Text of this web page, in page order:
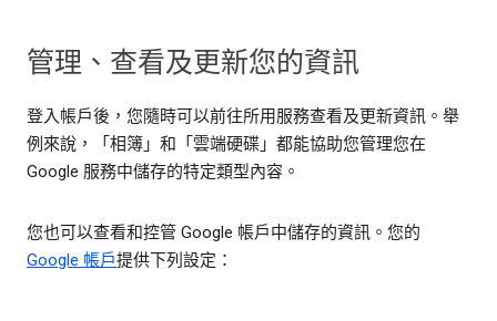
管理、查看及更新您的資訊
登入帳戶後，您隨時可以前往所用服務查看及更新資訊。舉
例來說，「相簿」和「雲端硬碟」都能協助您管理您在
Google 服務中儲存的特定類型內容。
您也可以查看和控管 Google 帳戶中儲存的資訊。您的
Google 帳戶提供下列設定：